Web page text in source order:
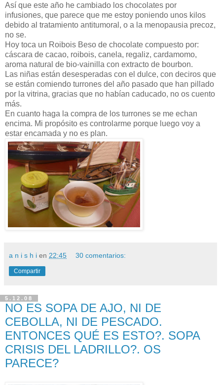
Así que este año he cambiado los chocolates por
infusiones, que parece que me estoy poniendo unos kilos
debido al tratamiento antitumoral, o a la menopausia precoz,
no se.
Hoy toca un Roibois Beso de chocolate compuesto por:
cáscara de cacao, roibois, canela, regaliz, cardamomo,
aroma natural de bio-vainilla con extracto de bourbon.
Las niñas están desesperadas con el dulce, con deciros que
se están comiendo turrones del año pasado que han pillado
por la vitrina, gracias que no habían caducado, no os cuento
más.
En cuanto haga la compra de los turrones se me echan
encima. Mi propósito es controlarme porque luego voy a
estar encamada y no es plan.
a n i s h i en 22:45 30 comentarios:
Compartir
5.12.08
NO ES SOPA DE AJO, NI DE
CEBOLLA, NI DE PESCADO.
ENTONCES QUÉ ES ESTO?. SOPA
CRISIS DEL LADRILLO?. OS
PARECE?